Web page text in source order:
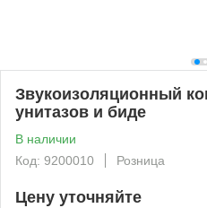
Звукоизоляционный
унитазов и биде
В наличии
Код: 9200010
Розница
Цену уточняйте